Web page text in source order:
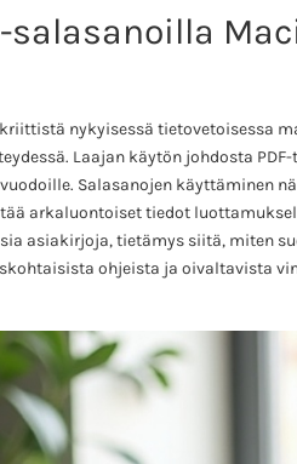
salasanoilla
nykyisessä tietovetoisessa
Laajan käytön johdosta
Salasanojen käyttäminen
arkaluontoiset tiedot
asiakirjoja, tietämys siitä, miten
ohjeista ja oivaltavista